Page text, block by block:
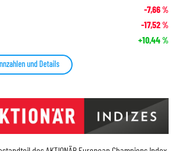
-7,66%
-17,52%
+10,44%
und Details